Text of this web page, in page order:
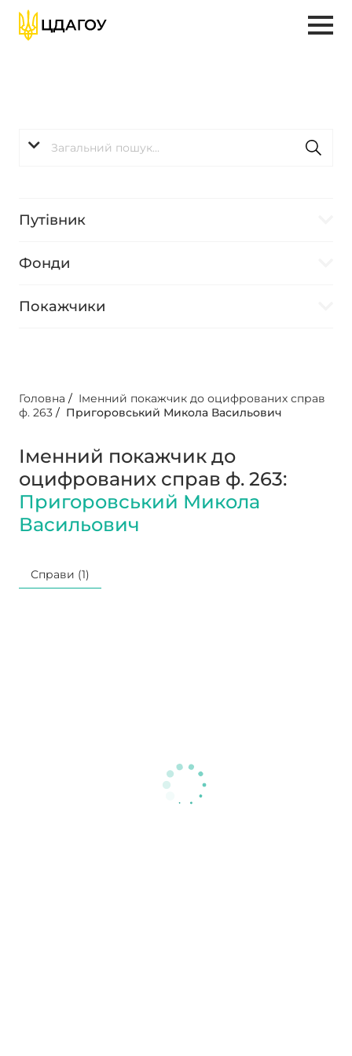
Путівник
Фонди
Покажчики
Головна / Іменний покажчик до оцифрованих справ
ф. 263 / Пригоровський Микола Васильович
Іменний покажчик до
оцифрованих справ ф. 263:
Пригоровський Микола
Васильович
Справи (1)